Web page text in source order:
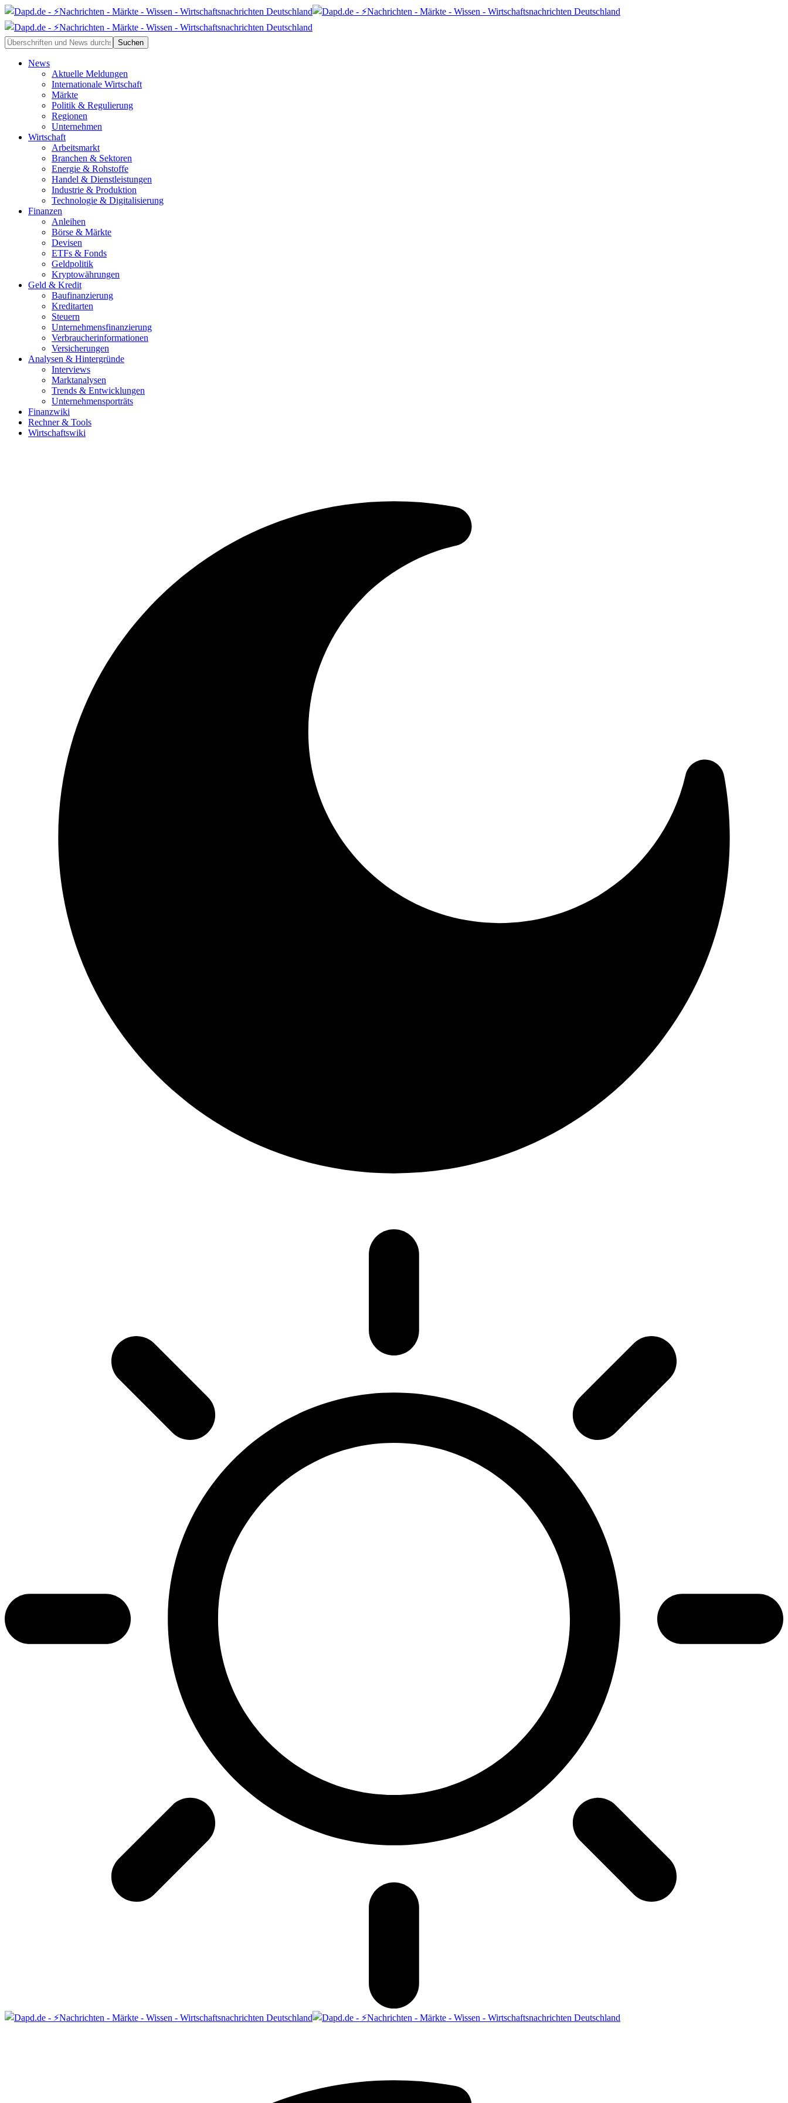
News
Aktuelle Meldungen
Internationale Wirtschaft
Märkte
Politik & Regulierung
Regionen
Unternehmen
Wirtschaft
Arbeitsmarkt
Branchen & Sektoren
Energie & Rohstoffe
Handel & Dienstleistungen
Industrie & Produktion
Technologie & Digitalisierung
Finanzen
Anleihen
Börse & Märkte
Devisen
ETFs & Fonds
Geldpolitik
Kryptowährungen
Geld & Kredit
Baufinanzierung
Kreditarten
Steuern
Unternehmensfinanzierung
Verbraucherinformationen
Versicherungen
Analysen & Hintergründe
Interviews
Marktanalysen
Trends & Entwicklungen
Unternehmensporträts
Finanzwiki
Rechner & Tools
Wirtschaftswiki